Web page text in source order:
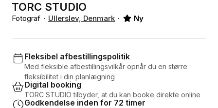
TORC STUDIO
Fotograf Ullerslev, Denmark Ny
Fleksibel afbestillingspolitik
Med fleksible afbestillingsvilkår opnår du en større
fleksibilitet i din planlægning
Digital booking
TORC STUDIO tilbyder, at du kan booke direkte online
Godkendelse inden for 72 timer